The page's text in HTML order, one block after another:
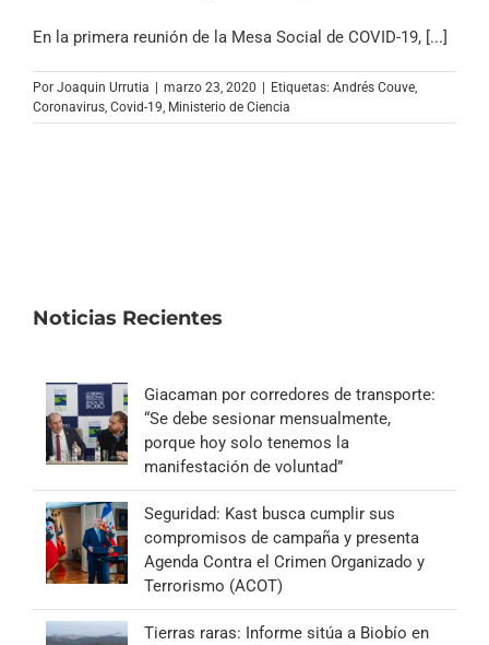
En la primera reunión de la Mesa Social de COVID-19, [...]
Por Joaquin Urrutia | marzo 23, 2020 | Etiquetas: Andrés Couve
Coronavirus Covid-19 Ministerio de Ciencia
Noticias Recientes
Giacaman por corredores de transporte:
“Se debe sesionar mensualmente,
porque hoy solo tenemos la
manifestación de voluntad”
Seguridad: Kast busca cumplir sus
compromisos de campaña y presenta
Agenda Contra el Crimen Organizado y
Terrorismo (ACOT)
Tierras raras: Informe sitúa a Biobío en